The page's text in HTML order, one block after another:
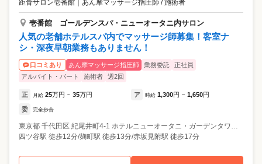
距骨サロン壱番館 あん摩マッサージ指圧師 / 施術者
壱番館 ゴールデンスパ・ニューオータニ内サロン
人気の老舗ホテルスパ内でマッサージ師募集！客室ナ
シ・深夜早朝業務もありません！
口コミあり あん摩マッサージ指圧師 業務委託
正社員
アルバイト・パート
施術者 週2回
正 月給 25万円 ~ 35万円 ア 時給 1,300円 ~ 1,650円
委 完全歩合
東京都 千代田区 紀尾井町4-1 ホテルニューオータニ・ガーデンタワー3F
四ツ谷駅 徒歩12分/麹町駅 徒歩13分/赤坂見附駅 徒歩17分